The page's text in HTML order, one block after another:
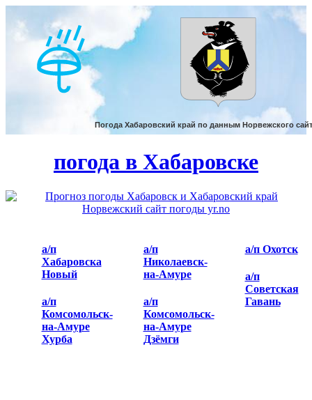
погода в Хабаровске
а/п
Хабаровска
Новый
а/п
Комсомольск-
на-Амуре
Хурба
а/п
Николаевск-
на-Амуре
а/п
Комсомольск-
на-Амуре
Дзёмги
а/п Охотск
а/п
Советская
Гавань